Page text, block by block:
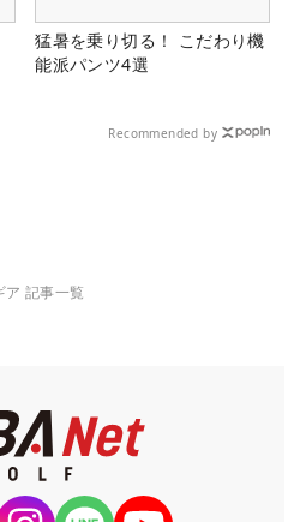
猛暑を乗り切る！ こだわり機
能派パンツ4選
Recommended by
ア 記事一覧